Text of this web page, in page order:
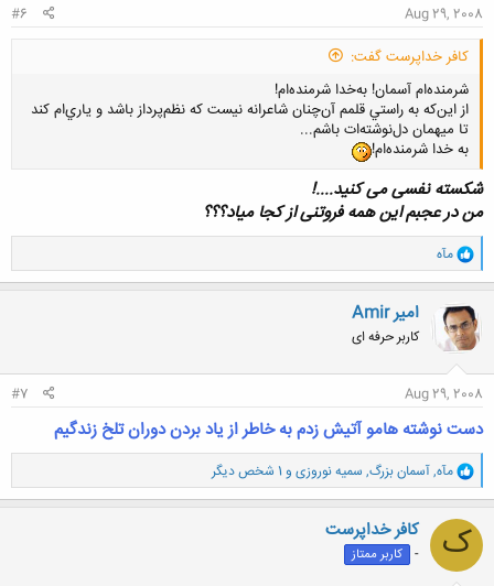
Aug 29, 2008
#6
کافر خداپرست گفت:
شرمنده‌ام آسمان! به‌خدا شرمنده‌ام!
از اين‌که به راستي قلمم آن‌چنان شاعرانه نيست که نظم‌پرداز باشد و ياري‌ام کند
تا ميهمان دل‌نوشته‌ات باشم...
به خدا شرمنده‌ام!
شکسته نفسی می کنید....!
من در عجبم این همه فروتنی از کجا میاد؟؟؟
و
ا
ک
ن
ش
ه
ا
مآه
امیر Amir
کاربر حرفه ای
Aug 29, 2008
#7
دست نوشته هامو آتیش زدم به خاطر از یاد بردن دوران تلخ زندگیم
و
ا
ک
ن
ش
ه
ا
مآه,آسمان بزرگ, سمیه نوروزی و 1 شخص دیگر
ک کافر خداپرست
- کاربر ممتاز